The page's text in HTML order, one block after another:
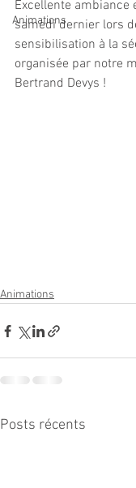
Animations
Excellente ambiance
samedi dernier lors
sensibilisation à la
organisée par notre
Bertrand Devys !
Animations
Posts récents